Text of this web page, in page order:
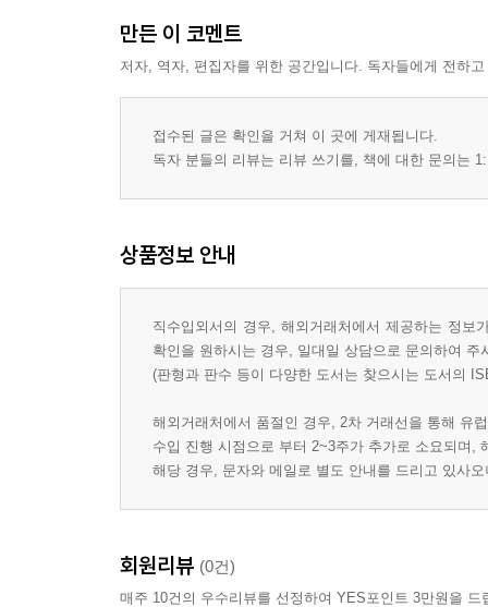
만든 이 코멘트
저자, 역자, 편집자를 위한 공간입니다. 독자들에게 전하
접수된 글은 확인을 거쳐 이 곳에 게재됩니다.
독자 분들의 리뷰는 리뷰 쓰기를, 책에 대한 문의는
상품정보 안내
직수입외서의 경우, 해외거래처에서 제공하는 정
확인을 원하시는 경우, 일대일 상담으로 문의하여 주
(판형과 판수 등이 다양한 도서는 찾으시는 도서의
해외거래처에서 품절인 경우, 2차 거래선을 통해 유
수입 진행 시점으로 부터 2~3주가 추가로 소요되며,
해당 경우, 문자와 메일로 별도 안내를 드리고 있사
회원리뷰 (0건)
매주 10건의 우수리뷰를 선정하여 YES포인트 3만원을 드